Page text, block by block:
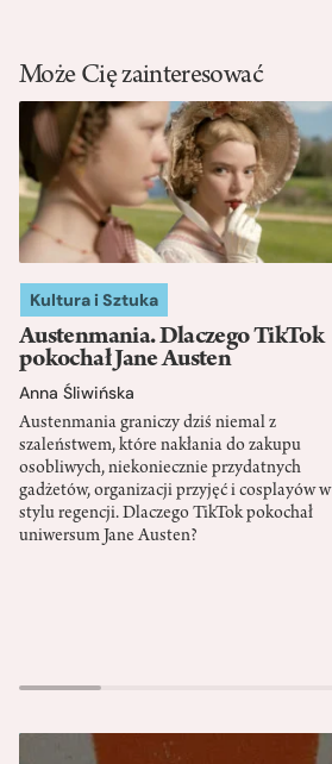
Może Cię zainteresować
Kultura i Sztuka
Austenmania. Dlaczego TikTok
pokochał Jane Austen
Anna Śliwińska
Austenmania graniczy dziś niemal z
szaleństwem, które nakłania do zakupu
osobliwych, niekoniecznie przydatnych
gadżetów, organizacji przyjęć i cosplayów w
stylu regencji. Dlaczego TikTok pokochał
uniwersum Jane Austen?